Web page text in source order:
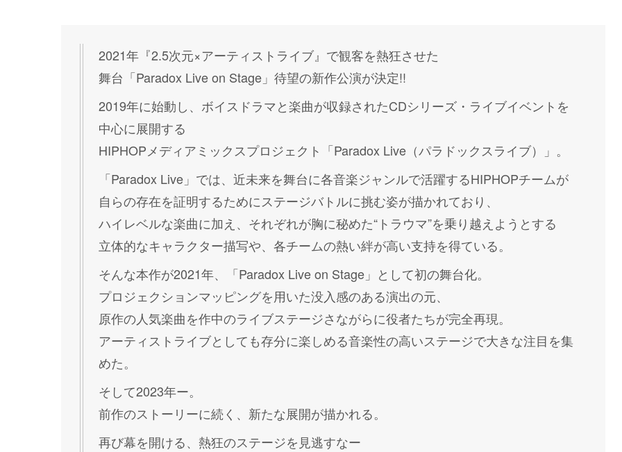
2021年『2.5次元×アーティストライブ』で観客を熱狂させた
舞台「Paradox Live on Stage」待望の新作公演が決定!!
2019年に始動し、ボイスドラマと楽曲が収録されたCDシリーズ・ライブイベントを
中心に展開する
HIPHOPメディアミックスプロジェクト「Paradox Live（パラドックスライブ）」。
「Paradox Live」では、近未来を舞台に各音楽ジャンルで活躍するHIPHOPチームが
自らの存在を証明するためにステージバトルに挑む姿が描かれており、
ハイレベルな楽曲に加え、それぞれが胸に秘めた“トラウマ”を乗り越えようとする
立体的なキャラクター描写や、各チームの熱い絆が高い支持を得ている。
そんな本作が2021年、「Paradox Live on Stage」として初の舞台化。
プロジェクションマッピングを用いた没入感のある演出の元、
原作の人気楽曲を作中のライブステージさながらに役者たちが完全再現。
アーティストライブとしても存分に楽しめる音楽性の高いステージで大きな注目を集
めた。
そして2023年ー。
前作のストーリーに続く、新たな展開が描かれる。
再び幕を開ける、熱狂のステージを見逃すなー